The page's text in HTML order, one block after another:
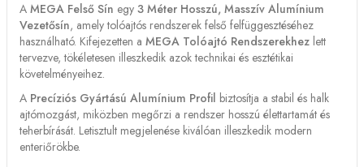
A MEGA Felső Sín egy 3 Méter Hosszú, Masszív Alumínium
Vezetősín, amely tolóajtós rendszerek felső felfüggesztéséhez
használható. Kifejezetten a MEGA Tolóajtó Rendszerekhez lett
tervezve, tökéletesen illeszkedik azok technikai és esztétikai
követelményeihez.
A Precíziós Gyártású Alumínium Profil biztosítja a stabil és halk
ajtómozgást, miközben megőrzi a rendszer hosszú élettartamát és
teherbírását. Letisztult megjelenése kiválóan illeszkedik modern
enteriőrökbe.